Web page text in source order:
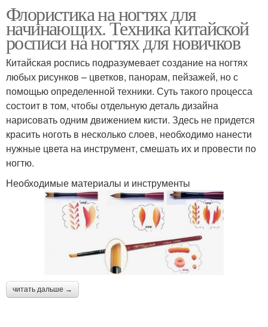
Флористика на ногтях для
начинающих. Техника китайской
росписи на ногтях для новичков
Китайская роспись подразумевает создание на ногтях
любых рисунков – цветков, панорам, пейзажей, но с
помощью определенной техники. Суть такого процесса
состоит в том, чтобы отдельную деталь дизайна
нарисовать одним движением кисти. Здесь не придется
красить ноготь в несколько слоев, необходимо нанести
нужные цвета на инструмент, смешать их и провести по
ногтю.
Необходимые материалы и инструменты
читать дальше →